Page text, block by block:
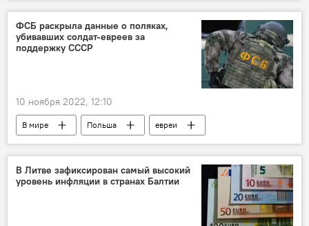
Габриэлюс Ландсбергис
ФСБ раскрыла данные о поляках,
убивавших солдат-евреев за
поддержку СССР
10 ноября 2022, 12:10
В мире Польша
евреи
ФСБ России
В Литве зафиксирован самый высокий
уровень инфляции в странах Балтии